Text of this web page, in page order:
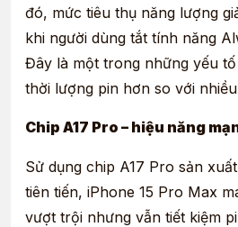
đó, mức tiêu thụ năng lượng
khi người dùng tắt tính năng
Đây là một trong những yếu
thời lượng pin hơn so với
Chip A17 Pro – hiệu năng
Sử dụng chip A17 Pro sản
tiên tiến, iPhone 15 Pro Max
vượt trội nhưng vẫn tiết kiệm